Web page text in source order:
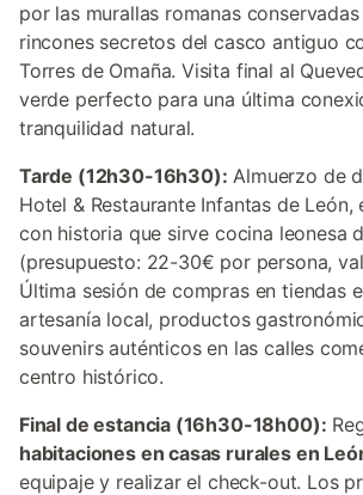
por las murallas romanas
rincones secretos del casco antiguo
Torres de Omaña. Visita final al
verde perfecto para una última
tranquilidad natural.
Tarde (12h30-16h30): Almuerzo de
Hotel & Restaurante Infantas de León,
con historia que sirve cocina leonesa
(presupuesto: 22-30€ por persona,
Última sesión de compras en tiendas
artesanía local, productos
souvenirs auténticos en las calles
centro histórico.
Final de estancia (16h30-18h00):
habitaciones en casas rurales en
equipaje y realizar el check-out. Los